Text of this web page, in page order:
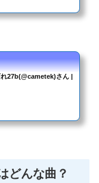
27b(@cametek)さん |
どんな曲？